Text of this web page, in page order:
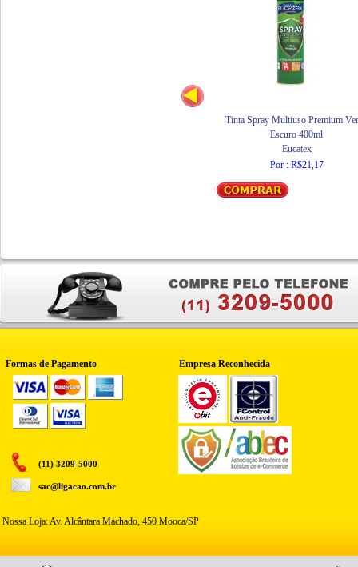
Tinta Spray Multiuso Premium
Escuro 400ml
Eucatex
Por : R$21,17
Formas de Pagamento Empresa Reconhecida
(11) 3209-5000
sac@ligacao.com.br
Nossa Loja: Av. Alcântara Machado, 450 Mooca/SP